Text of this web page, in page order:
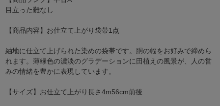
目立った難なし
【商品内容】お仕立て上がり袋帯1点
紬地に仕立て上げられた染めの袋帯です。胴の幅をお好みで締めら
れます。薄緑色の濃淡のグラデーションに田植えの風景が、人の営
みの情緒を豊かに表現しています。
【サイズ】お仕立て上がり長さ4m56cm前後